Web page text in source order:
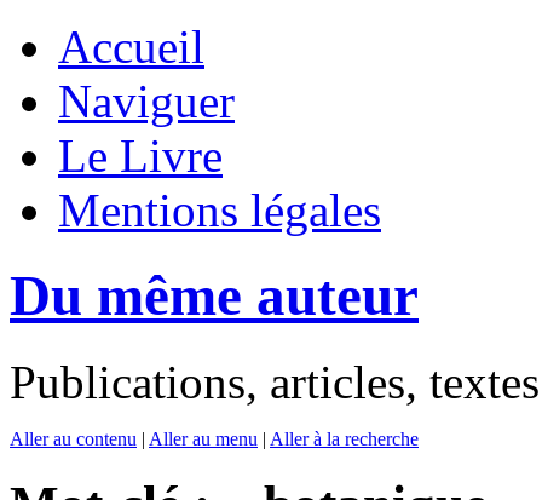
Accueil
Naviguer
Le Livre
Mentions légales
Du même auteur
Publications, articles,
Aller au contenu | Aller au menu | Aller à la recherche